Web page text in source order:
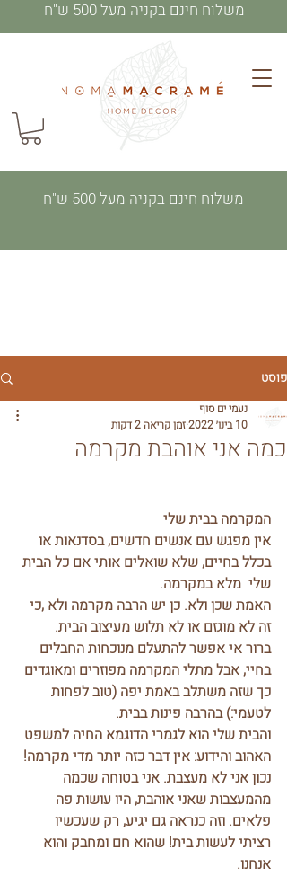
משלוח חינם בקניה מעל 500 ש"ח
משלוח חינם בקניה מעל 500 ש"ח
פוסט
כמה אני אוהבת מקרמה
נעמי ים סוף
10 בינו׳ 2022
זמן קריאה 2 דקות
המקרמה בבית שלי
אין מפגש עם אנשים חדשים, בסדנאות או
בכלל בחיים, שלא שואלים אותי אם כל הבית
שלי  מלא במקרמה.
האמת שכן ולא. כן יש הרבה מקרמה ולא ,כי
זה לא מוגזם או לא תלוש מעיצוב הבית.
ברור אי אפשר להתעלם מנוכחות החבלים
בחיי, אבל מתלי המקרמה מפוזרים ומאוגדים
כך שזה משתלב באמת יפה (טוב לפחות
לטעמי:) בהרבה פינות בבית.
והבית שלי הוא לגמרי הדוגמא החיה למשפט
האהוב והידוע: אין דבר כזה יותר מדי מקרמה!
נכון אני לא מעצבת. אני בטוחה שכמה
מהמעצבות שאני אוהבת, היו עושות פה
פלאים. וזה כנראה גם יגיע, רק שעכשיו
רציתי לעשות בית! שהוא חם ומחבק והוא
אנחנו.